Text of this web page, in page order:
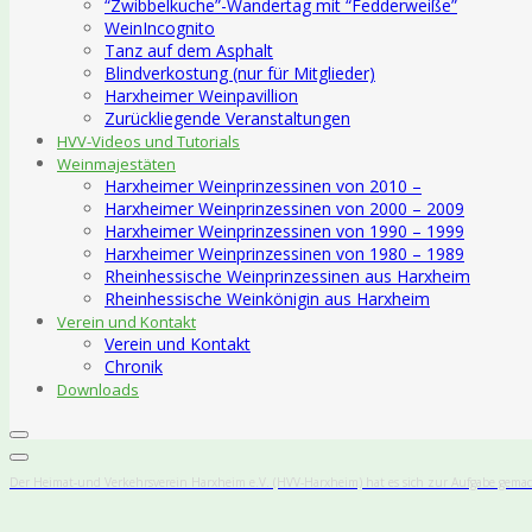
“Zwibbelkuche”-Wandertag mit “Fedderweiße”
WeinIncognito
Tanz auf dem Asphalt
Blindverkostung (nur für Mitglieder)
Harxheimer Weinpavillion
Zurückliegende Veranstaltungen
HVV-Videos und Tutorials
Weinmajestäten
Harxheimer Weinprinzessinen von 2010 –
Harxheimer Weinprinzessinen von 2000 – 2009
Harxheimer Weinprinzessinen von 1990 – 1999
Harxheimer Weinprinzessinen von 1980 – 1989
Rheinhessische Weinprinzessinen aus Harxheim
Rheinhessische Weinkönigin aus Harxheim
Verein und Kontakt
Verein und Kontakt
Chronik
Downloads
Der Heimat-und Verkehrsverein Harxheim e.V. (HVV-Harxheim) hat es sich zur Aufgabe